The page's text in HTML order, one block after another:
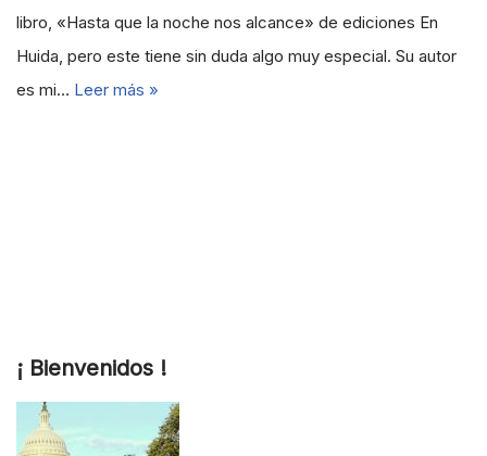
libro, «Hasta que la noche nos alcance» de ediciones En
Huida, pero este tiene sin duda algo muy especial. Su autor
es mi… Leer más »
¡ Bienvenidos !